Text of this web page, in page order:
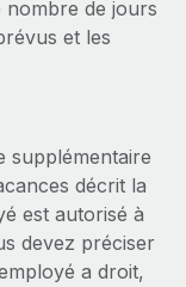
de jours
et les
supplémentaire
décrit la
est autorisé à
devez préciser
a droit,